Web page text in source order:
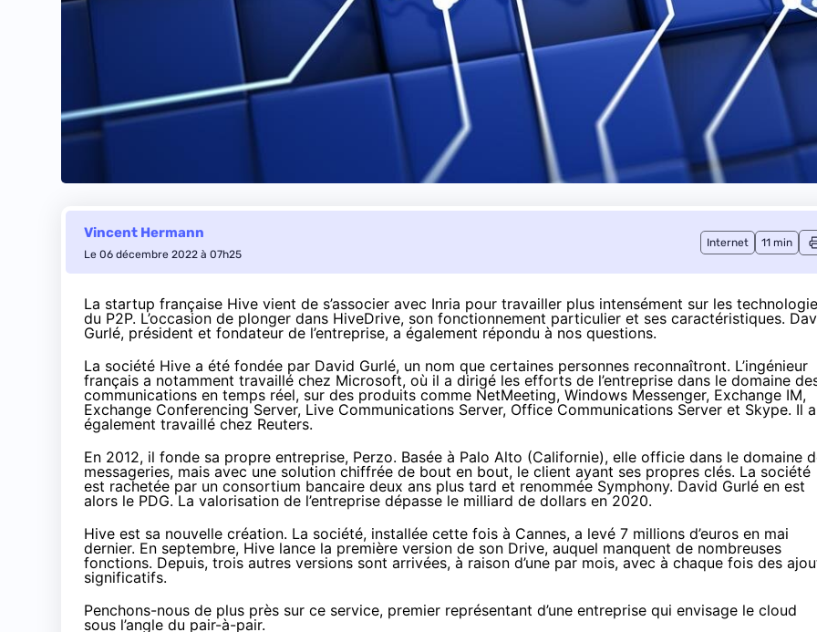
Vincent Hermann
Le 06 décembre 2022 à 07h25
Internet 11 min
La startup française Hive vient de s’associer avec Inria pour travailler plus intensément sur les
du P2P. L’occasion de plonger dans HiveDrive, son fonctionnement particulier et ses caractéristiques.
Gurlé, président et fondateur de l’entreprise, a également répondu à nos questions.
La société Hive a été fondée par David Gurlé, un nom que certaines personnes reconnaîtront. L’ingénieur
français a notamment travaillé chez Microsoft, où il a dirigé les efforts de l’entreprise dans le domaine
communications en temps réel, sur des produits comme NetMeeting, Windows Messenger, Exchange IM,
Exchange Conferencing Server, Live Communications Server, Office Communications Server et Skype. Il a
également travaillé chez Reuters.
En 2012, il fonde sa propre entreprise, Perzo. Basée à Palo Alto (Californie), elle officie dans le domaine
messageries, mais avec une solution chiffrée de bout en bout, le client ayant ses propres clés. La société
est rachetée par un consortium bancaire deux ans plus tard et renommée Symphony. David Gurlé en est
alors le PDG. La valorisation de l’entreprise dépasse le milliard de dollars en 2020.
Hive est sa nouvelle création. La société, installée cette fois à Cannes, a levé 7 millions d’euros en mai
dernier. En septembre, Hive lance la première version de son Drive, auquel manquent de nombreuses
fonctions. Depuis, trois autres versions sont arrivées, à raison d’une par mois, avec à chaque fois des
significatifs.
Penchons-nous de plus près sur ce service, premier représentant d’une entreprise qui envisage le cloud
sous l’angle du pair-à-pair.